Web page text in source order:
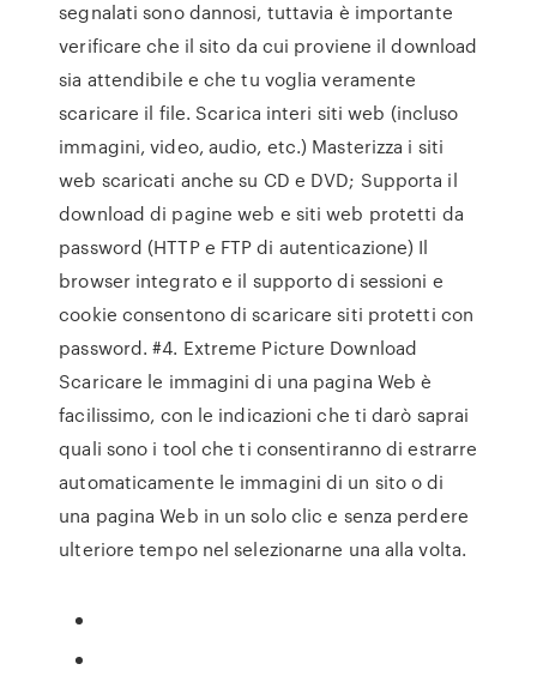
segnalati sono dannosi, tuttavia è importante
verificare che il sito da cui proviene il download
sia attendibile e che tu voglia veramente
scaricare il file. Scarica interi siti web (incluso
immagini, video, audio, etc.) Masterizza i siti
web scaricati anche su CD e DVD; Supporta il
download di pagine web e siti web protetti da
password (HTTP e FTP di autenticazione) Il
browser integrato e il supporto di sessioni e
cookie consentono di scaricare siti protetti con
password. #4. Extreme Picture Download
Scaricare le immagini di una pagina Web è
facilissimo, con le indicazioni che ti darò saprai
quali sono i tool che ti consentiranno di estrarre
automaticamente le immagini di un sito o di
una pagina Web in un solo clic e senza perdere
ulteriore tempo nel selezionarne una alla volta.